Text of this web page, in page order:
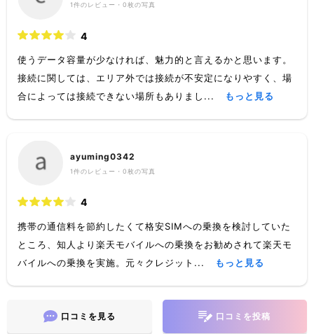
1件のレビュー・ 0枚の写真
4
使うデータ容量が少なければ、魅力的と言えるかと思います。
接続に関しては、エリア外では接続が不安定になりやすく、場
合によっては接続できない場所もありまし...
もっと見る
ayuming0342
1件のレビュー・ 0枚の写真
4
携帯の通信料を節約したくて格安SIMへの乗換を検討していた
ところ、知人より楽天モバイルへの乗換をお勧めされて楽天モ
バイルへの乗換を実施。元々クレジット...
もっと見る
口コミを見る 口コミを投稿